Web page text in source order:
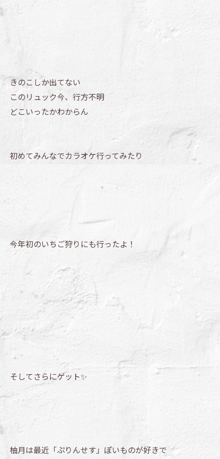
きのこしか出てない
このリュック今、行方不明
どこいったかわからん
初めてみんなでカラオケ行ってみたり
今年初のいちご狩りにも行ったよ！
そしてさらにゲット✨
柚月は最近「ぷりんせす」ぽいものが好きで